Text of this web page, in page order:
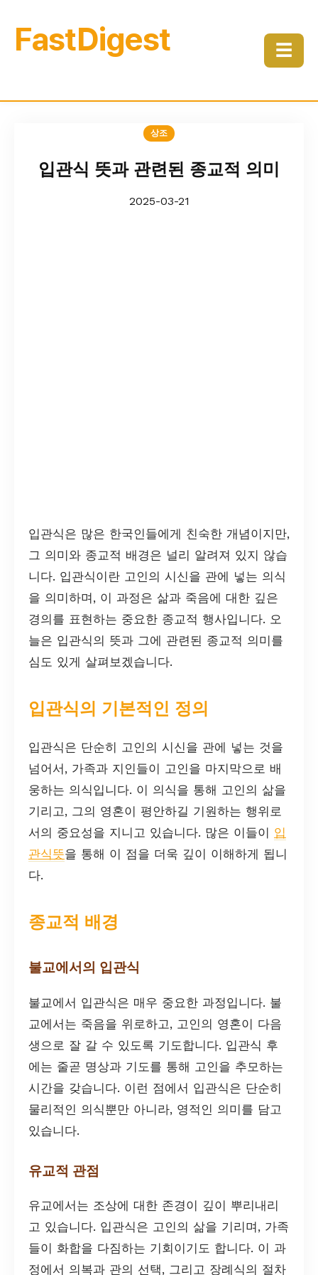
FastDigest ☰
상조
입관식 뜻과 관련된 종교적 의미
2025-03-21
입관식은 많은 한국인들에게 친숙한 개념이지만,
그 의미와 종교적 배경은 널리 알려져 있지 않습
니다. 입관식이란 고인의 시신을 관에 넣는 의식
을 의미하며, 이 과정은 삶과 죽음에 대한 깊은
경의를 표현하는 중요한 종교적 행사입니다. 오
늘은 입관식의 뜻과 그에 관련된 종교적 의미를
심도 있게 살펴보겠습니다.
입관식의 기본적인 정의
입관식은 단순히 고인의 시신을 관에 넣는 것을
넘어서, 가족과 지인들이 고인을 마지막으로 배
웅하는 의식입니다. 이 의식을 통해 고인의 삶을
기리고, 그의 영혼이 평안하길 기원하는 행위로
서의 중요성을 지니고 있습니다. 많은 이들이 입
관식뜻을 통해 이 점을 더욱 깊이 이해하게 됩니
다.
종교적 배경
불교에서의 입관식
불교에서 입관식은 매우 중요한 과정입니다. 불
교에서는 죽음을 위로하고, 고인의 영혼이 다음
생으로 잘 갈 수 있도록 기도합니다. 입관식 후
에는 줄곧 명상과 기도를 통해 고인을 추모하는
시간을 갖습니다. 이런 점에서 입관식은 단순히
물리적인 의식뿐만 아니라, 영적인 의미를 담고
있습니다.
유교적 관점
유교에서는 조상에 대한 존경이 깊이 뿌리내리
고 있습니다. 입관식은 고인의 삶을 기리며, 가족
들이 화합을 다짐하는 기회이기도 합니다. 이 과
정에서 의복과 관의 선택, 그리고 장례식의 절차